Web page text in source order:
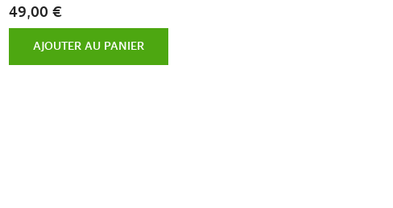
49,00 €
AJOUTER AU PANIER